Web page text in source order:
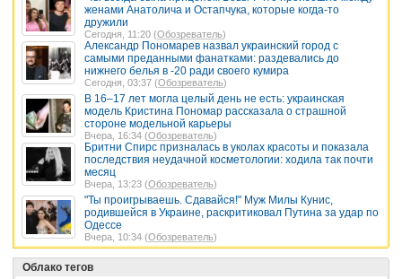
женами Анатолича и Остапчука, которые когда-то
дружили
Сегодня, 11:20 (Обозреватель)
Александр Пономарев назвал украинский город с
самыми преданными фанатками: раздевались до
нижнего белья в -20 ради своего кумира
Сегодня, 03:37 (Обозреватель)
В 16–17 лет могла целый день не есть: украинская
модель Кристина Пономар рассказала о страшной
стороне модельной карьеры
Вчера, 16:34 (Обозреватель)
Бритни Спирс призналась в уколах красоты и показала
последствия неудачной косметологии: ходила так почти
месяц
Вчера, 13:23 (Обозреватель)
"Ты проигрываешь. Сдавайся!" Муж Милы Кунис,
родившейся в Украине, раскритиковал Путина за удар по
Одессе
Вчера, 10:34 (Обозреватель)
Облако тегов